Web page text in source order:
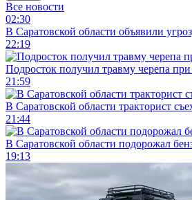
Все новости
02:30
В Саратовской области объявили
22:19
Подросток получил травму черепа
21:59
В Саратовской области тракторист
21:44
В Саратовской области подорожал
19:13